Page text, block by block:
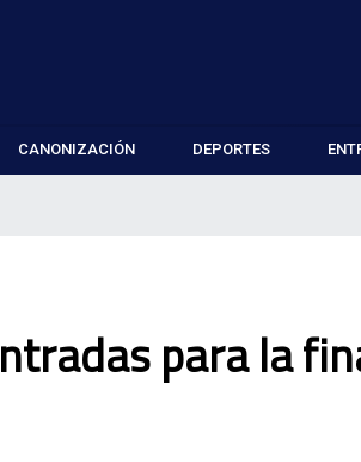
CANONIZACIÓN DEPORTES
para la